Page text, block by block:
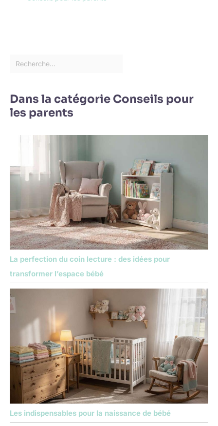
Dans la catégorie Conseils pour
les parents
La perfection du coin lecture : des idées pour
transformer l’espace bébé
Les indispensables pour la naissance de bébé